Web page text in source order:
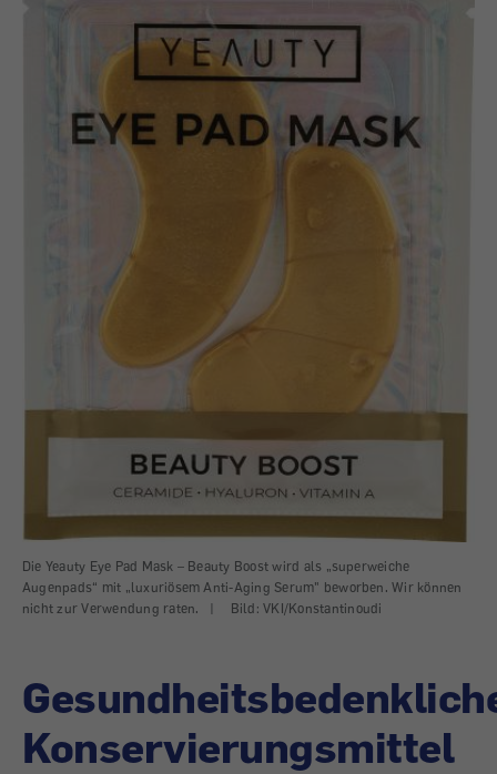
Die Yeauty Eye Pad Mask – Beauty Boost wird als „superweiche
Augenpads“ mit „luxuriösem Anti-Aging Serum" beworben. Wir können
nicht zur Verwendung raten.
| Bild: VKI/Konstantinoudi
Konservierungsmittel